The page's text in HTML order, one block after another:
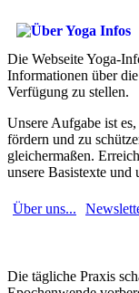
Die Webseite Yoga-
Informationen über
Verfügung zu stellen.
Unsere Aufgabe ist
fördern und zu
gleichermaßen.
unsere Basistexte und
Über uns...
Die tägliche Praxis